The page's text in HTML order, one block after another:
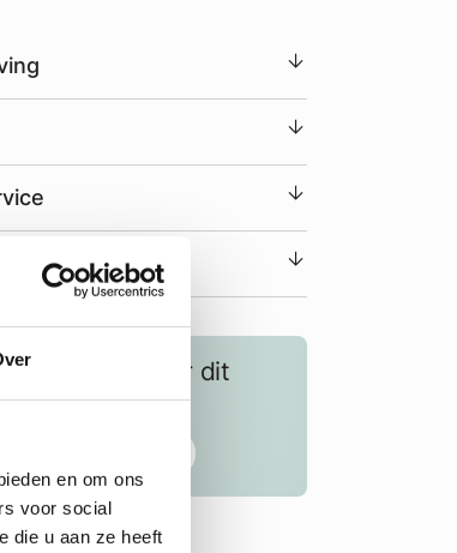
en om ons
voor social
die u aan ze heeft
u vragen over dit